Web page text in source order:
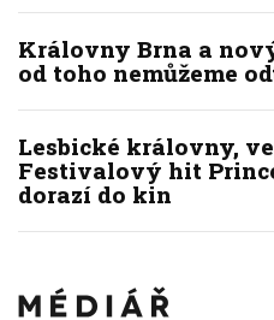
Královny Brna a
od toho nemůžeme
Lesbické královny,
Festivalový hit
dorazí do kin